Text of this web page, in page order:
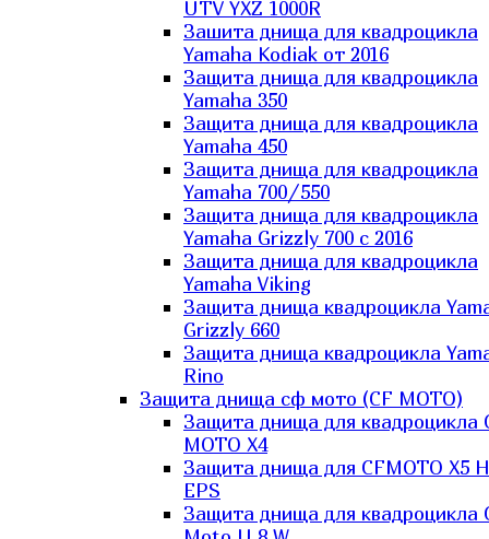
UTV YXZ 1000R
Зашита днища для квадроцикла
Yamaha Kodiak от 2016
Защита днища для квадроцикла
Yamaha 350
Защита днища для квадроцикла
Yamaha 450
Защита днища для квадроцикла
Yamaha 700/550
Защита днища для квадроцикла
Yamaha Grizzly 700 с 2016
Защита днища для квадроцикла
Yamaha Viking
Защита днища квадроцикла
Grizzly 660
Защита днища квадроцикла
Rino
Защита днища сф мото (CF MOTO)
Защита днища для квадроцикла
MOTO X4
Защита днища для CFMOTO X5
EPS
Защита днища для квадроцикла